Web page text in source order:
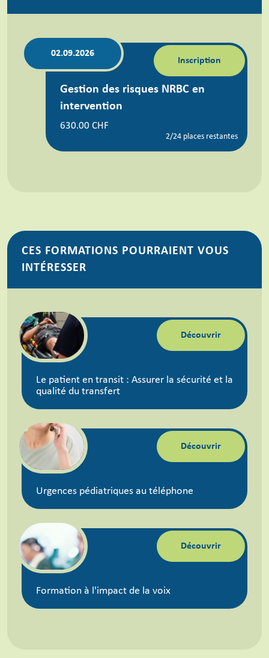
02.09.2026
Gestion des risques NRBC en
intervention
630.00 CHF
Inscription
2/24 places restantes
CES FORMATIONS POURRAIENT VOUS
INTÉRESSER
Le patient en transit : Assurer la sécurité et la
qualité du transfert
Découvrir
Urgences pédiatriques au téléphone
Découvrir
Formation à l'impact de la voix
Découvrir